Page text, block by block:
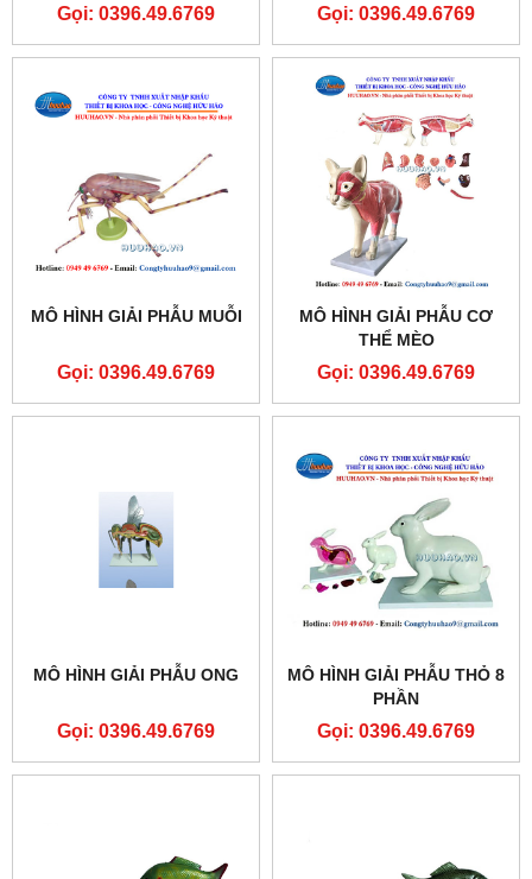
Gọi: 0396.49.6769 Gọi: 0396.49.6769
MÔ HÌNH GIẢI PHẪU MUỖI
Gọi: 0396.49.6769
MÔ HÌNH GIẢI PHẪU CƠ
THỂ MÈO
Gọi: 0396.49.6769
MÔ HÌNH GIẢI PHẪU ONG
Gọi: 0396.49.6769
MÔ HÌNH GIẢI PHẪU THỎ 8
PHẦN
Gọi: 0396.49.6769